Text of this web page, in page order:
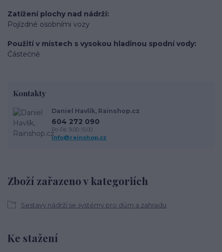
Zatížení plochy nad nádrží
Pojízdné osobními vozy
Použití v místech s vysokou hladinou spodní vody
Částečně
Zboží zařazeno v kategoriích
Sestavy nádrží se systémy pro dům a zahradu
Kontakty
Daniel Havlík, Rainshop.cz
604 272 090
Po-Pá: 9.00-15.00
info@rainshop.cz
Ke stažení